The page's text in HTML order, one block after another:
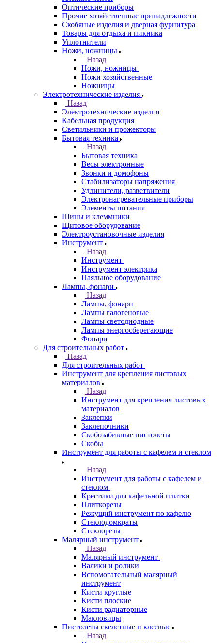
Оптические приборы
Прочие хозяйственные принадлежности
Скобяные изделия и дверная фурнитура
Товары для отдыха и пикника
Уплотнители
Ножи, ножницы
Назад
Ножи, ножницы
Ножи хозяйственные
Ножницы
Электротехнические изделия
Назад
Электротехнические изделия
Кабельная продукция
Светильники и прожекторы
Бытовая техника
Назад
Бытовая техника
Весы электронные
Звонки и домофоны
Стабилизаторы напряжения
Удлинители, разветвители
Электронагревательные приборы
Элементы питания
Шины и клеммники
Щитовое оборудование
Электроустановочные изделия
Инструмент
Назад
Инструмент
Инструмент электрика
Паяльное оборудование
Лампы, фонари
Назад
Лампы, фонари
Лампы галогеновые
Лампы светодиодные
Лампы энергосберегающие
Фонари
Для строительных работ
Назад
Для строительных работ
Инструмент для крепления листовых
материалов
Назад
Инструмент для крепления листовых
материалов
Заклепки
Заклепочники
Скобозабивные пистолеты
Скобы
Инструмент для работы с кафелем и стеклом
Назад
Инструмент для работы с кафелем и
стеклом
Крестики для кафельной плитки
Плиткорезы
Режущий инструмент по кафелю
Стеклодомкраты
Стеклорезы
Малярный инструмент
Назад
Малярный инструмент
Валики и ролики
Вспомогательный малярный
инструмент
Кисти круглые
Кисти плоские
Кисти радиаторные
Макловицы
Пистолеты скелетные и клеевые
Назад